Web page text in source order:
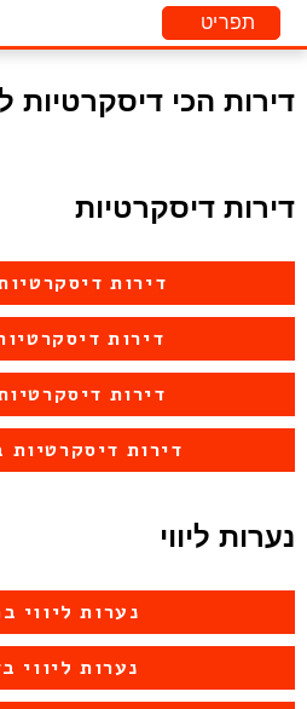
דירות הכי דיסקרטיות
דירות דיסקרטיות
דירות
דירות
דירות
דירות דיסקרטיות
נערות ליווי
נערות ליווי
נערות ליווי